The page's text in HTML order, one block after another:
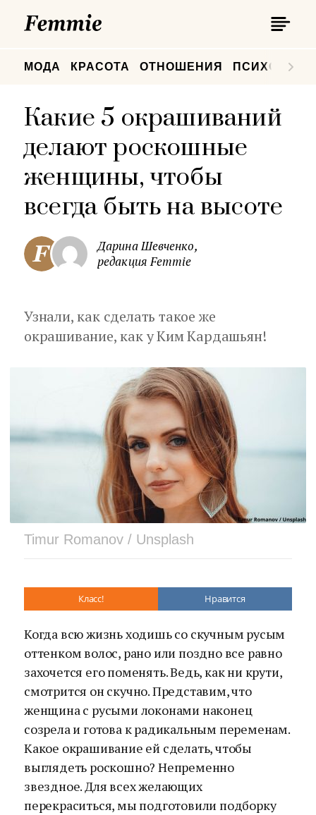
МОДА КРАСОТА ОТНОШЕНИЯ
Какие 5 окрашиваний
делают роскошные
женщины, чтобы
всегда быть на высоте
Дарина Шевченко,
редакция Femmie
Узнали, как сделать такое же
окрашивание, как у Ким Кардашьян!
Timur Romanov / Unsplash
Класс! Нравится
Когда всю жизнь ходишь со скучным русым
оттенком волос, рано или поздно все равно
захочется его поменять. Ведь, как ни крути,
смотрится он скучно. Представим, что
женщина с русыми локонами наконец
созрела и готова к радикальным переменам.
Какое окрашивание ей сделать, чтобы
выглядеть роскошно? Непременно
звездное. Для всех желающих
перекраситься, мы подготовили подборку